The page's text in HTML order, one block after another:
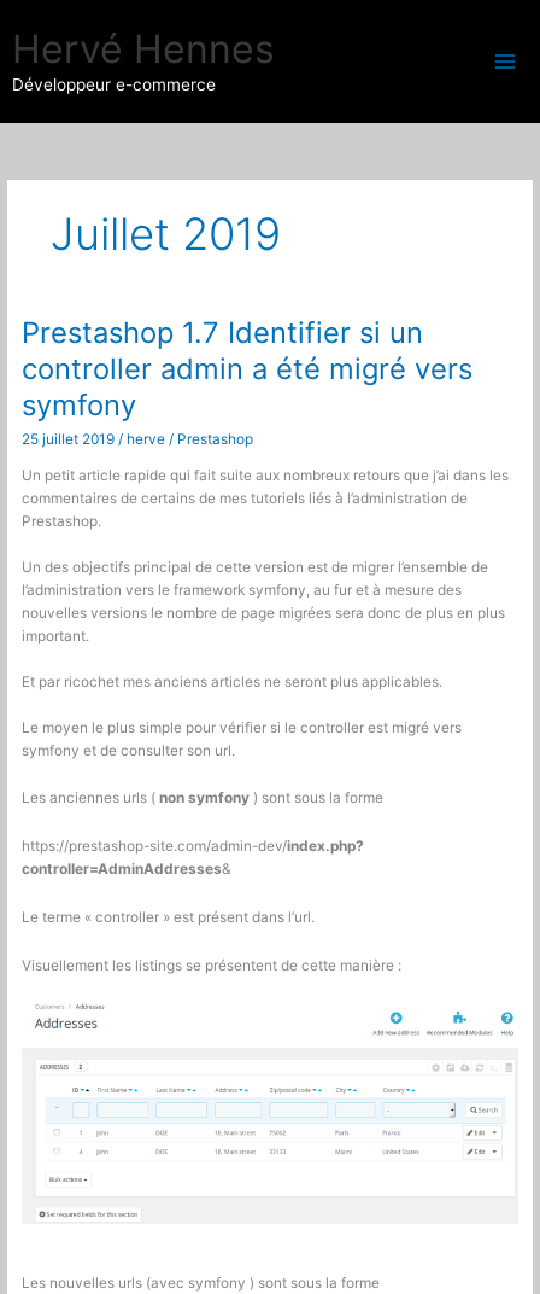
contenu
Hervé Hennes
Développeur e-commerce
Juillet 2019
Prestashop 1.7 Identifier si un
controller admin a été migré vers
symfony
25 juillet 2019 / herve / Prestashop
Un petit article rapide qui fait suite aux nombreux retours que j’ai dans les
commentaires de certains de mes tutoriels liés à l’administration de
Prestashop.
Un des objectifs principal de cette version est de migrer l’ensemble de
l’administration vers le framework symfony, au fur et à mesure des
nouvelles versions le nombre de page migrées sera donc de plus en plus
important.
Et par ricochet mes anciens articles ne seront plus applicables.
Le moyen le plus simple pour vérifier si le controller est migré vers
symfony et de consulter son url.
Les anciennes urls (non symfony ) sont sous la forme
https://prestashop-site.com/admin-dev/index.php?
controller=AdminAddresses&
Le terme « controller » est présent dans l’url.
Visuellement les listings se présentent de cette manière :
Les nouvelles urls (avec symfony ) sont sous la forme